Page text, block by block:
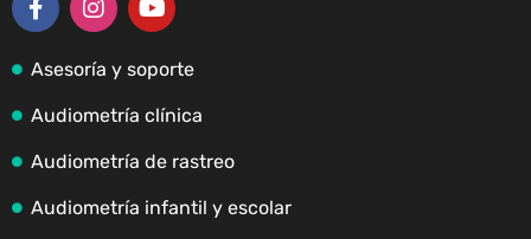
Asesoría y soporte
Audiometría clínica
Audiometría de rastreo
Audiometría infantil y escolar